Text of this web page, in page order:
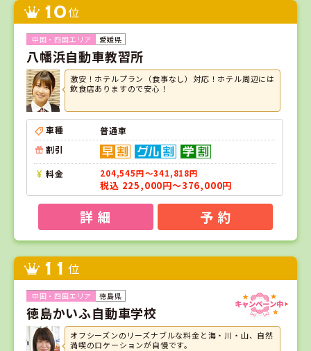
10位
愛媛県
八幡浜自動車教習所
激安！ホテルプラン（食事なし）対応！ホテル周辺には
飲食店ありますので安心！
車種
普通車
割引
料金 204,545円～341,818円
税込 225,000円～376,000円
詳 細 予 約
11 位
徳島県
徳島かいふ自動車学校
オフシーズンのリーズナブルな料金と海・川・山、自然
満喫のロケーションが自慢です。